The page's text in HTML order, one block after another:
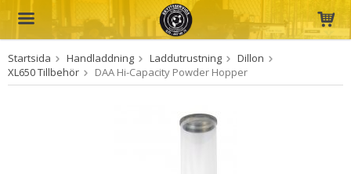
Produkten har blivit tillagd i varukorgen
Startsida Handladdning Laddutrustning
Dillon
XL650 Tillbehör
DAA Hi-Capacity Powder Hopper